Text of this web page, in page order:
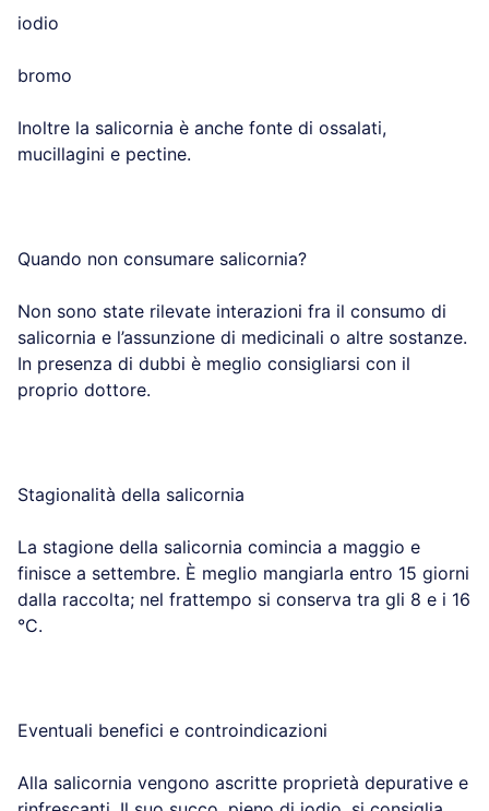
iodio
bromo
Inoltre la salicornia è anche fonte di ossalati,
mucillagini e pectine.
Quando non consumare salicornia?
Non sono state rilevate interazioni fra il consumo di
salicornia e l’assunzione di medicinali o altre sostanze.
In presenza di dubbi è meglio consigliarsi con il
proprio dottore.
Stagionalità della salicornia
La stagione della salicornia comincia a maggio e
finisce a settembre. È meglio mangiarla entro 15 giorni
dalla raccolta; nel frattempo si conserva tra gli 8 e i 16
°C.
Eventuali benefici e controindicazioni
Alla salicornia vengono ascritte proprietà depurative e